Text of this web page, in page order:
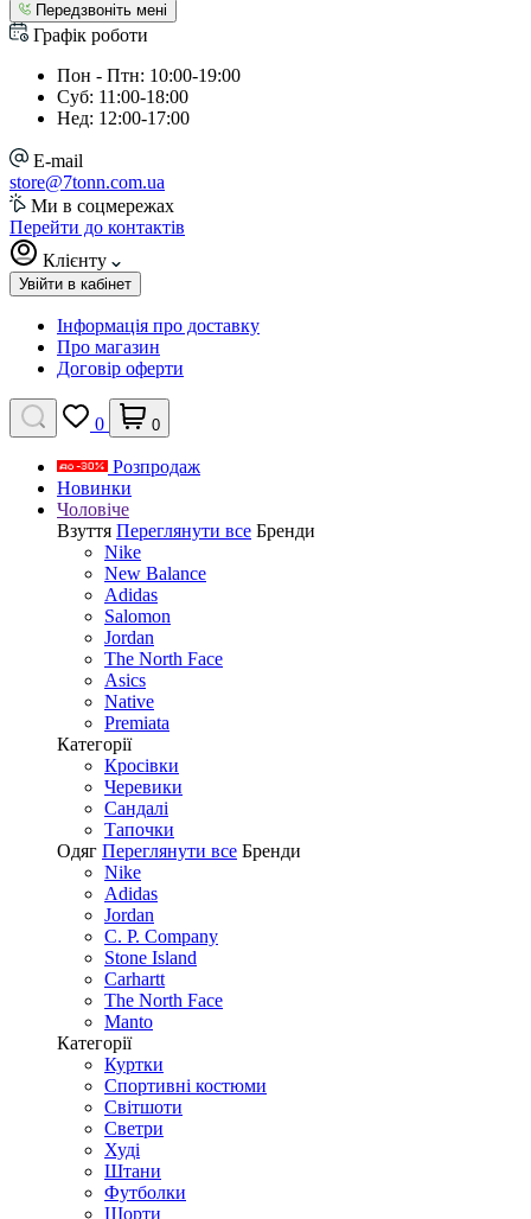
Передзвоніть мені
Графік роботи
Пон - Птн: 10:00-19:00
Суб: 11:00-18:00
Нед: 12:00-17:00
E-mail
store@7tonn.com.ua
Ми в соцмережах
Перейти до контактів
Клієнту
Увійти в кабінет
Інформація про доставку
Про магазин
Договір оферти
0 0
Розпродаж
Новинки
Чоловіче
Взуття Переглянути все Бренди
Nike
New Balance
Adidas
Salomon
Jordan
The North Face
Asics
Native
Premiata
Категорії
Кросівки
Черевики
Сандалі
Tапочки
Одяг Переглянути все Бренди
Nike
Adidas
Jordan
C. P. Company
Stone Island
Carhartt
The North Face
Manto
Категорії
Куртки
Спортивні костюми
Світшоти
Светри
Худі
Штани
Футболки
Шорти